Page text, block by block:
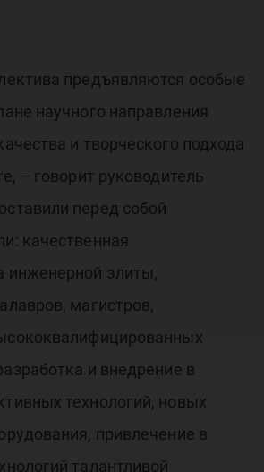
предъявляются особые
научного направления
и творческого подхода
– говорит руководитель
перед собой
качественная
инженерной элиты,
магистров,
и внедрение в
технологий, новых
привлечение в
талантливой